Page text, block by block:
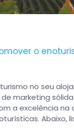
o
no seu
marketing
a excelência na
Abaixo,